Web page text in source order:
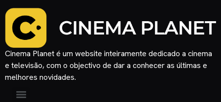
Cinema Planet é um website inteiramente dedicado a cinema
e televisão, com o objectivo de dar a conhecer as últimas e
melhores novidades.